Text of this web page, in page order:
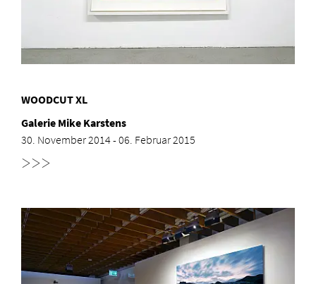
WOODCUT XL
Galerie Mike Karstens
30. November 2014 - 06. Februar 2015
>>>